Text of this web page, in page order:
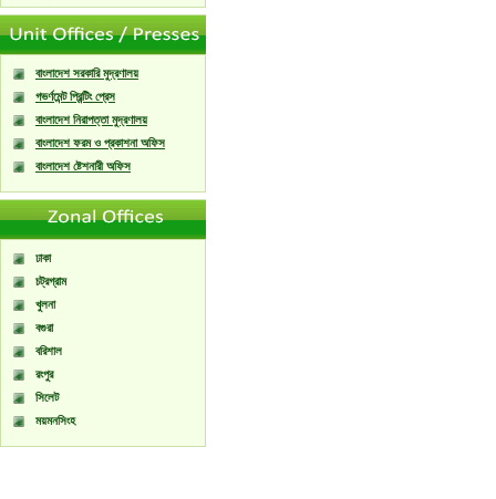
বাংলাদেশ সরকারি মুদ্রণালয়
গভর্ণমেন্ট প্রিন্টিং প্রেস
বাংলাদেশ নিরাপত্তা মুদ্রণালয়
বাংলাদেশ ফরম ও প্রকাশনা অফিস
বাংলাদেশ ষ্টেশনারী অফিস
ঢাকা
চট্রগ্রাম
খুলনা
বগুরা
বরিশাল
রংপুর
সিলেট
ময়মনসিংহ